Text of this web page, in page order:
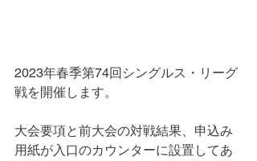
2023年春季第74回シングルス・リーグ
戦を開催します。
大会要項と前大会の対戦結果、申込み
用紙が入口のカウンターに設置してあ